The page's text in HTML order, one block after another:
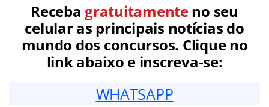
Receba gratuitamenteno seu
celular as principais notícias do
mundo dos concursos. Clique no
link abaixo e inscreva-se:
WHATSAPP